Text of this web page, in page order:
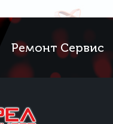
Ремонт Сервис